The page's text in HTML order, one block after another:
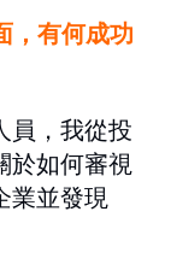
，有何成功
員，我從投
於如何審視
業並發現